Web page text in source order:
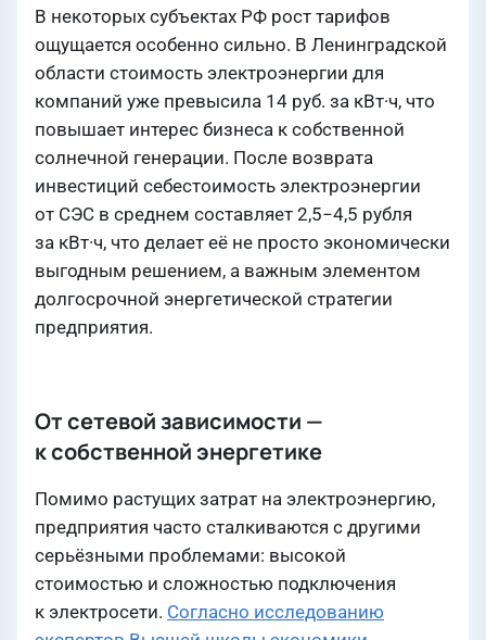
В некоторых субъектах РФ рост тарифов
ощущается особенно сильно. В Ленинградской
области стоимость электроэнергии для
компаний уже превысила 14 руб. за кВт·ч, что
повышает интерес бизнеса к собственной
солнечной генерации. После возврата
инвестиций себестоимость электроэнергии
от СЭС в среднем составляет 2,5−4,5 рубля
за кВт·ч, что делает её не просто экономически
выгодным решением, а важным элементом
долгосрочной энергетической стратегии
предприятия.
От сетевой зависимости —
к собственной энергетике
Помимо растущих затрат на электроэнергию,
предприятия часто сталкиваются с другими
серьёзными проблемами: высокой
стоимостью и сложностью подключения
к электросети. Согласно исследованию